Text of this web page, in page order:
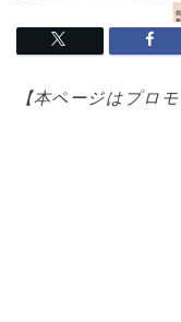
【本ページはプロモ